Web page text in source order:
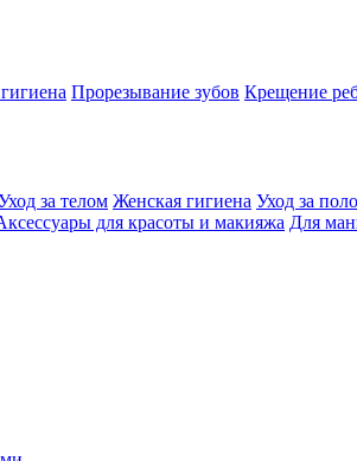
Прорезывание зубов Крещение
за телом Женская гигиена Уход за
для красоты и макияжа Для